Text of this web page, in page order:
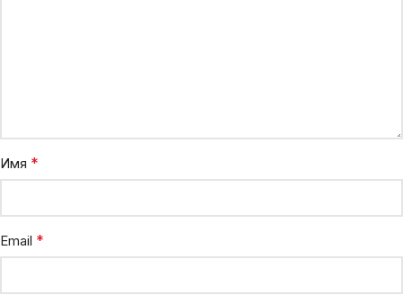
Имя *
Email *